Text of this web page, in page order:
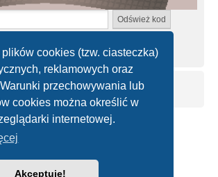
cookies (tzw. ciasteczka)
reklamowych oraz
przechowywania lub
cookies można określić w
internetowej.
Akceptuję!
ma znaczenia.
® Forum Software © phpBB Limited
phpBB.pl